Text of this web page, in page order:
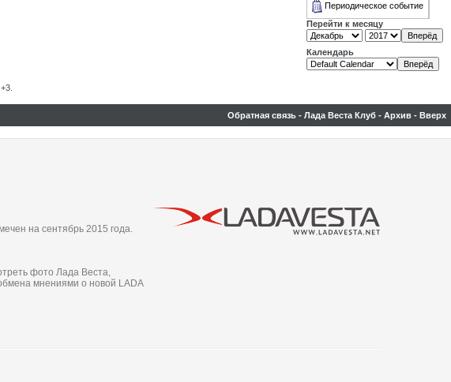
Периодическое событие
Перейти к месяцу
Календарь
Обратная связь - Лада Веста Клуб - Архив - Вверх
на сентябрь 2015 года.
фото Лада Веста,
мнениями о новой LADA